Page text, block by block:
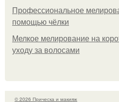
Профессиональное
помощью чёлки
Мелкое мелирование на
уходу за волосами
© 2026 Прическа и макияж